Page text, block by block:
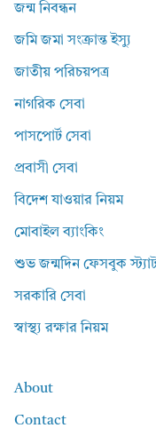
জন্ম নিবন্ধন
জমি জমা সংক্রান্ত ইস্যু
জাতীয় পরিচয়পত্র
নাগরিক সেবা
পাসপোর্ট সেবা
প্রবাসী সেবা
বিদেশ যাওয়ার নিয়ম
মোবাইল ব্যাংকিং
শুভ জন্মদিন ফেসবুক
সরকারি সেবা
স্বাস্থ্য রক্ষার নিয়ম
About
Contact